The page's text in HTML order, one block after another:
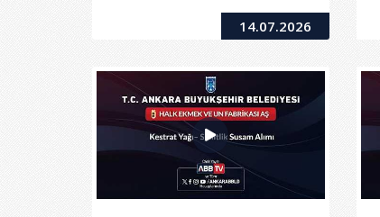
14.07.2026